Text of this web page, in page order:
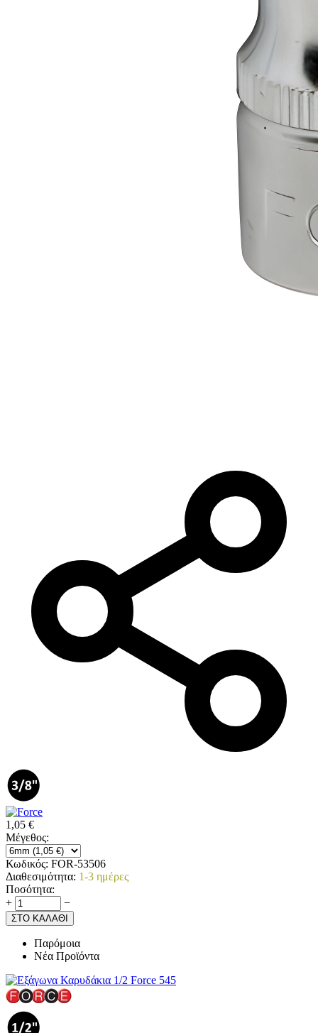
1,05 €
Μέγεθος:
Κωδικός: FOR-53506
Διαθεσιμότητα: 1-3 ημέρες
Ποσότητα:
+
−
ΣΤΟ ΚΑΛΑΘΙ
Παρόμοια
Νέα Προϊόντα